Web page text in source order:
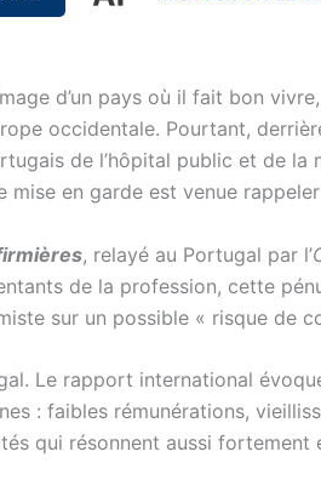
d’un pays où il fait bon
occidentale. Pourtant,
de l’hôpital public et de
en garde est venue
, relayé au Portugal par l’
de la profession, cette
sur un possible « risque de
Le rapport international
: faibles rémunérations,
qui résonnent aussi